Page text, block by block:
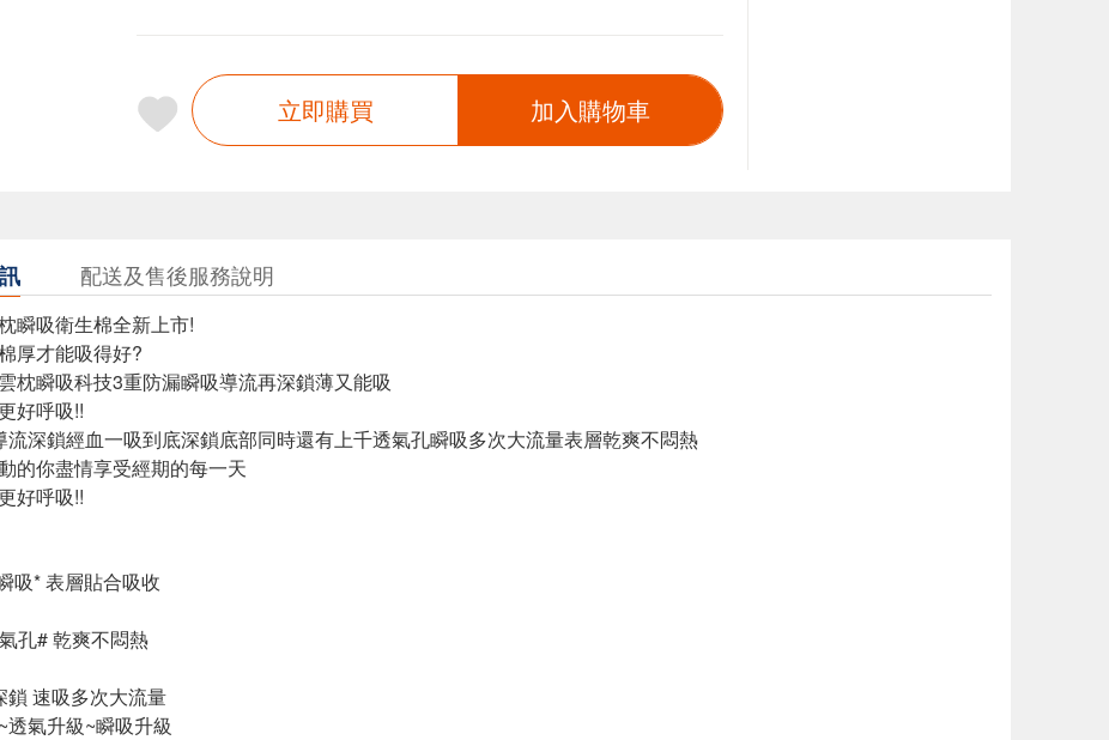
立即購買 加入購物車
配送及售後服務說明
瞬吸衛生棉全新上市!
厚才能吸得好?
枕瞬吸科技3重防漏瞬吸導流再深鎖薄又能吸
好呼吸!!
流深鎖經血一吸到底深鎖底部同時還有上千透氣孔瞬吸多次大流量表層乾爽不悶熱
的你盡情享受經期的每一天
好呼吸!!
吸* 表層貼合吸收
超透氣
孔# 乾爽不悶熱
超瞬吸
鎖 速吸多次大流量
~透氣升級~瞬吸升級